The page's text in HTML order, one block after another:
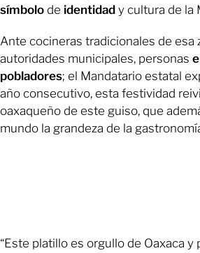
símbolo de identidad y cultura de la
Ante cocineras tradicionales de esa
autoridades municipales, personas
pobladores; el Mandatario estatal
año consecutivo, esta festividad
oaxaqueño de este guiso, que
mundo la grandeza de la
“Este platillo es orgullo de Oaxaca y